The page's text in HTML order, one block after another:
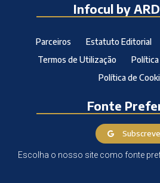
Infocul by
Parceiros Estatuto Editorial
Termos de Utilização
Política de
Fonte
Escolha o nosso site como fonte